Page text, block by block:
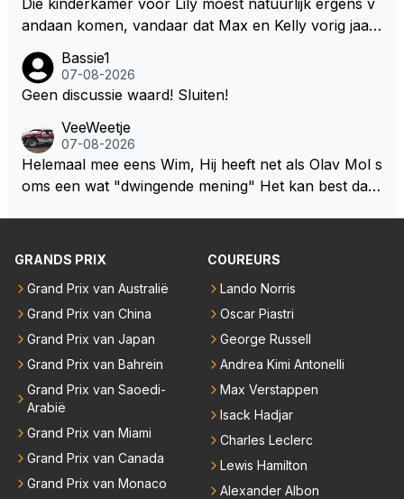
egaan. Deze batterij heeft het gewicht in de F1 autos
erg omhoog geschroefd. Daar zou je al een behoorli
jke gewichtsvermindering mee doen en ruimte creër
en om de autos kleiner en smaller te maken. Om we
er echte raceauto's te zien zodat iedereen weer teru
gkomt naar de F1 die inmiddels weggelopen zijn!
andaan komen, vandaar dat Max en Kelly vorig jaar
Monaco. Naar verluid hebben ze daar zo'n 75 miljo
en euro voor af mogen tikken. Wat daarbij me nog h
ddelpers en de RTL Boulevards van deze wereld dit
uitermate belangrijke nieuws volledig hebben gemist.
Bassie1
07-08-2026
Geen discussie waard! Sluiten!
VeeWeetje
07-08-2026
Helemaal mee eens Wim, Hij heeft net als Olav Mol s
oms een wat "dwingende mening" Het kan best dat
aces zijn dit leuke berichtjes
GRANDS PRIX
Grand Prix van Australië
Grand Prix van China
Grand Prix van Japan
Grand Prix van Bahrein
Grand Prix van Saoedi-
Arabië
Grand Prix van Miami
Grand Prix van Canada
Grand Prix van Monaco
COUREURS
Lando Norris
Oscar Piastri
George Russell
Andrea Kimi Antonelli
Max Verstappen
Isack Hadjar
Charles Leclerc
Lewis Hamilton
Alexander Albon